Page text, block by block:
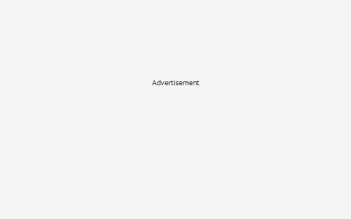
Advertisement